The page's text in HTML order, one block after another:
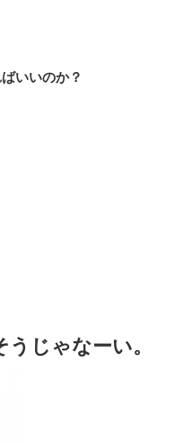
いいのか？
じゃなーい。